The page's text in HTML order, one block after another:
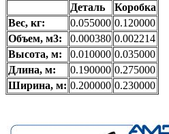
Деталь
Коробка
Вес, кг:
0.055000 0.120000
Объем, м3:
0.000380 0.002214
Высота, м:
0.010000 0.035000
Длина, м:
0.190000 0.275000
Ширина, м: 0.200000 0.230000